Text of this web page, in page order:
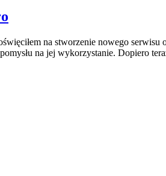
na stworzenie nowego
na jej wykorzystanie. Dopiero